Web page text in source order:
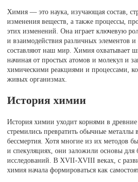
Химия — это наука, изучающая состав,
изменения веществ, а также процессы,
этих изменений. Она играет ключевую
и взаимодействия различных элементов
составляют наш мир. Химия охватывает
начиная от простых атомов и молекул и
химическими реакциями и процессами,
живых организмах.
История химии
История химии уходит корнями в
стремились превратить обычные металлы
бессмертия. Хотя многие из их методов
и спекуляциях, они заложили основы для
исследований. В XVII-XVIII веках, с
химия начала формироваться как